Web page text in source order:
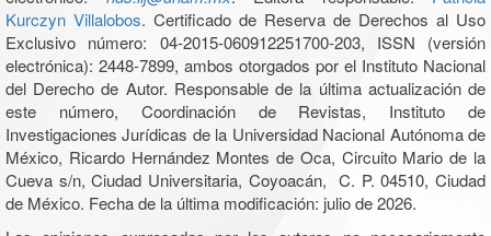
Kurczyn Villalobos. Certificado de Reserva de Derechos al Uso
Exclusivo número: 04-2015-060912251700-203, ISSN (versión
electrónica): 2448-7899, ambos otorgados por el Instituto Nacional
del Derecho de Autor. Responsable de la última actualización de
este número, Coordinación de Revistas, Instituto de
Investigaciones Jurídicas de la Universidad Nacional Autónoma de
México, Ricardo Hernández Montes de Oca, Circuito Mario de la
Cueva s/n, Ciudad Universitaria, Coyoacán, C. P. 04510, Ciudad
de México. Fecha de la última modificación: julio de 2026.